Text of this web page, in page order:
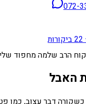
072-
22ביקורות
הרב שלמה מחפוד
האבל
כשקורה דבר עצוב, כמו